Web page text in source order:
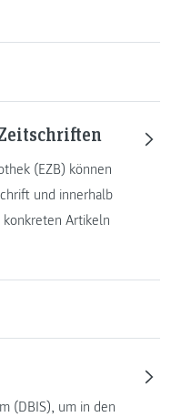
(EZB) können
und innerhalb
Artikeln
(DBIS), um in den